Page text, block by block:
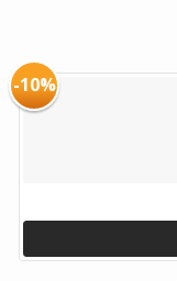
-10%